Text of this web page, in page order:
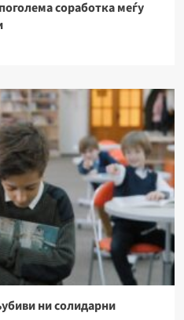
соработка меѓу
ни солидарни